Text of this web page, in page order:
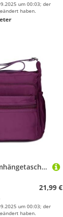
um 00:03; der
haben.
NOTAG Damen Umhängetasche, Wasserdicht Nylon Schultertasche Multi-Tasche Messenger Bag 2 Size (Lila, S)
21,99 €
um 00:03; der
haben.